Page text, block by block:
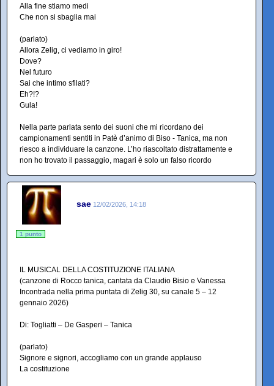
Alla fine stiamo medi
Che non si sbaglia mai
(parlato)
Allora Zelig, ci vediamo in giro!
Dove?
Nel futuro
Sai che intimo sfilati?
Eh?!?
Gula!
Nella parte parlata sento dei suoni che mi ricordano dei
campionamenti sentiti in Patè d’animo di Biso - Tanica, ma non
riesco a individuare la canzone. L’ho riascoltato distrattamente e
non ho trovato il passaggio, magari è solo un falso ricordo
sae 12/02/2026, 14:18
1 punto
IL MUSICAL DELLA COSTITUZIONE ITALIANA
(canzone di Rocco tanica, cantata da Claudio Bisio e Vanessa
Incontrada nella prima puntata di Zelig 30, su canale 5 – 12
gennaio 2026)
Di: Togliatti – De Gasperi – Tanica
(parlato)
Signore e signori, accogliamo con un grande applauso
La costituzione